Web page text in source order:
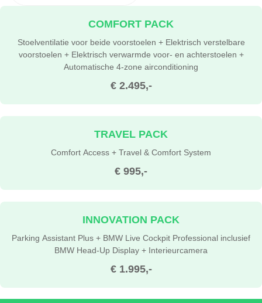
€ 2.495,-
COMFORT PACK
Stoelventilatie voor beide voorstoelen + Elektrisch verstelbare
voorstoelen + Elektrisch verwarmde voor- en achterstoelen +
Automatische 4-zone airconditioning
€ 995,-
TRAVEL PACK
Comfort Access + Travel & Comfort System
€ 1.995,-
INNOVATION PACK
Parking Assistant Plus + BMW Live Cockpit Professional inclusief
BMW Head-Up Display + Interieurcamera